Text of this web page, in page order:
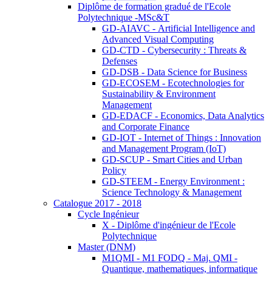
Diplôme de formation gradué de l'Ecole
Polytechnique -MSc&T
GD-AIAVC - Artificial Intelligence and
Advanced Visual Computing
GD-CTD - Cybersecurity : Threats &
Defenses
GD-DSB - Data Science for Business
GD-ECOSEM - Ecotechnologies for
Sustainability & Environment
Management
GD-EDACF - Economics, Data Analytics
and Corporate Finance
GD-IOT - Internet of Things : Innovation
and Management Program (IoT)
GD-SCUP - Smart Cities and Urban
Policy
GD-STEEM - Energy Environment :
Science Technology & Management
Catalogue 2017 - 2018
Cycle Ingénieur
X - Diplôme d'ingénieur de l'Ecole
Polytechnique
Master (DNM)
M1QMI - M1 FODQ - Maj. QMI -
Quantique, mathematiques, informatique